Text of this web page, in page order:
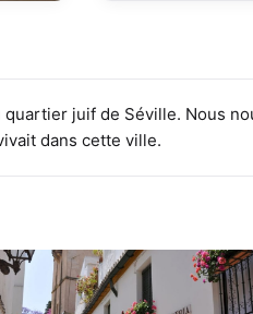
juif de Séville. Nous
dans cette ville.